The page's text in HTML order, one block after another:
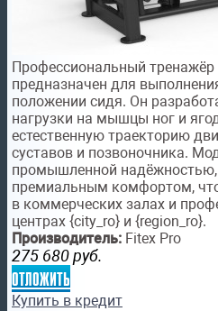
Профессиональный тренажёр
предназначен для
положении сидя. Он
нагрузки на мышцы ног и
естественную траекторию
суставов и позвоночника.
промышленной
премиальным комфортом,
в коммерческих залах и
центрах {city_ro} и {region_ro}.
Производитель: Fitex Pro
275 680 руб.
отложить
Купить в кредит